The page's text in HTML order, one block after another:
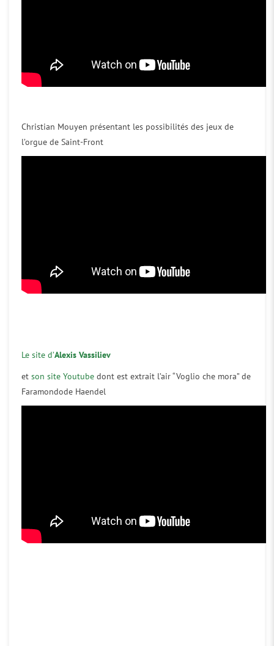
Christian Mouyen présentant les possibilités des jeux de
l’orgue de Saint-Front
Le site d’Alexis Vassiliev
et son site Youtube dont est extrait l’air “Voglio che mora” de
Faramondode Haendel